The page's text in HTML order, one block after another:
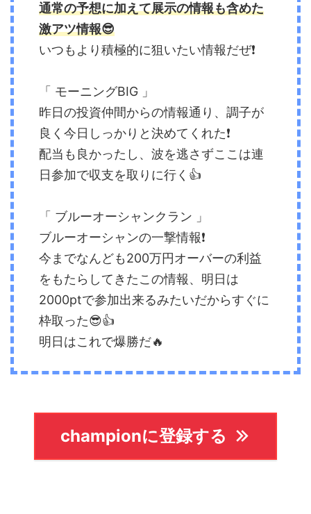
通常の予想に加えて展示の情報も含めた
激アツ情報😎
いつもより積極的に狙いたい情報だぜ❗️
「 モーニングBIG 」
昨日の投資仲間からの情報通り、調子が
良く今日しっかりと決めてくれた❗️
配当も良かったし、波を逃さずここは連
日参加で収支を取りに行く👍
「 ブルーオーシャンクラン 」
ブルーオーシャンの一撃情報❗️
今までなんども200万円オーバーの利益
をもたらしてきたこの情報、明日は
2000ptで参加出来るみたいだからすぐに
枠取った😎👍
明日はこれで爆勝だ🔥
championに登録する